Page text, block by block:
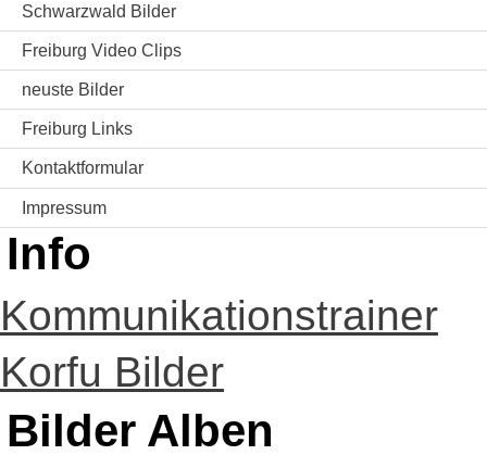
Schwarzwald Bilder
Freiburg Video Clips
neuste Bilder
Freiburg Links
Kontaktformular
Impressum
Info
Kommunikationstrainer
Korfu Bilder
Bilder Alben